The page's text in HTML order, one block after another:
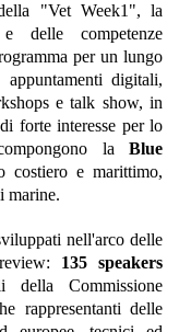
"Vet Week1", la
delle competenze
per un lungo
digitali,
e talk show, in
forte interesse per lo
la Blue
costiero e marittimo,
marine.
nell'arco delle
135 speakers
della Commissione
rappresentanti delle